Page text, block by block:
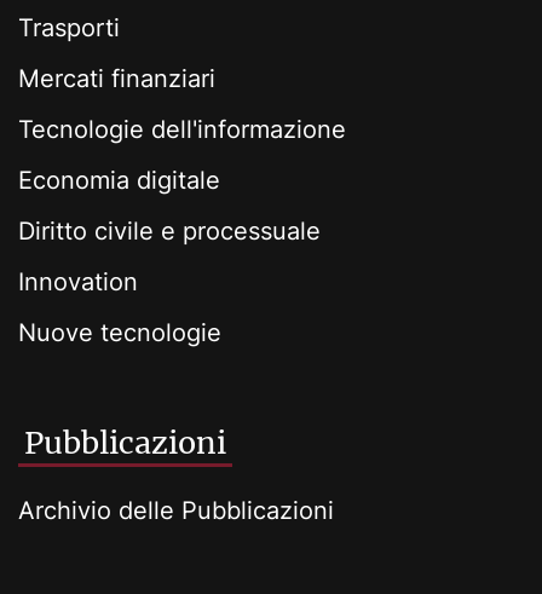
Trasporti
Mercati finanziari
Tecnologie dell'informazione
Economia digitale
Diritto civile e processuale
Innovation
Nuove tecnologie
Pubblicazioni
Archivio delle Pubblicazioni